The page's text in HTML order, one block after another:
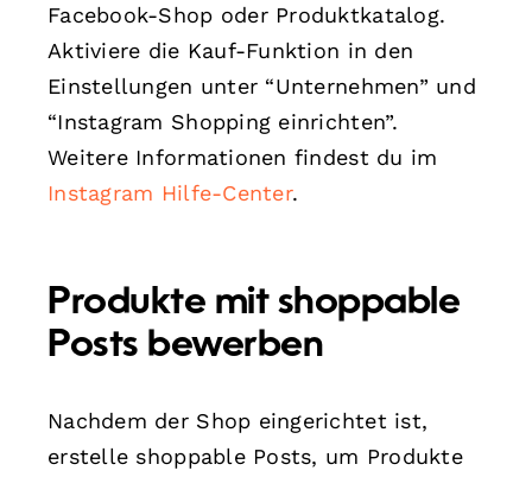
Facebook-Shop oder Produktkatalog.
Aktiviere die Kauf-Funktion in den
Einstellungen unter “Unternehmen” und
“Instagram Shopping einrichten”.
Weitere Informationen findest du im
Instagram Hilfe-Center.
Produkte mit shoppable
Posts bewerben
Nachdem der Shop eingerichtet ist,
erstelle shoppable Posts, um Produkte